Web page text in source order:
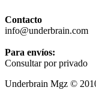
Contacto
info@underbrain.com
Para envíos:
Consultar por privado
Underbrain Mgz ©